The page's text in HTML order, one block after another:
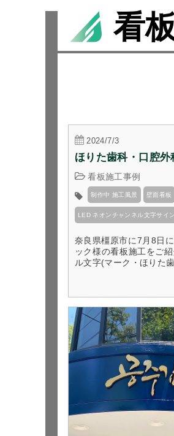
看
2024/7/3
ほりた歯科・口腔
看板施工事例
制作中 施工風景 壁面看板
LED ネオンチャンネル文字サイン
奈良県橿原市に7月8日
ック様の看板施工をご
ル文字(マーク・ほりた